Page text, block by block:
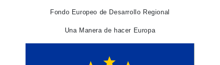
Fondo Europeo de Desarrollo Regional
Una Manera de hacer Europa